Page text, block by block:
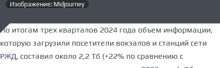
Изображение: Midjourney
По итогам трех кварталов 2024 года объем информации,
которую загрузили посетители вокзалов и станций сети
РЖД, составил около 2,2 Тб (+22% по сравнению с